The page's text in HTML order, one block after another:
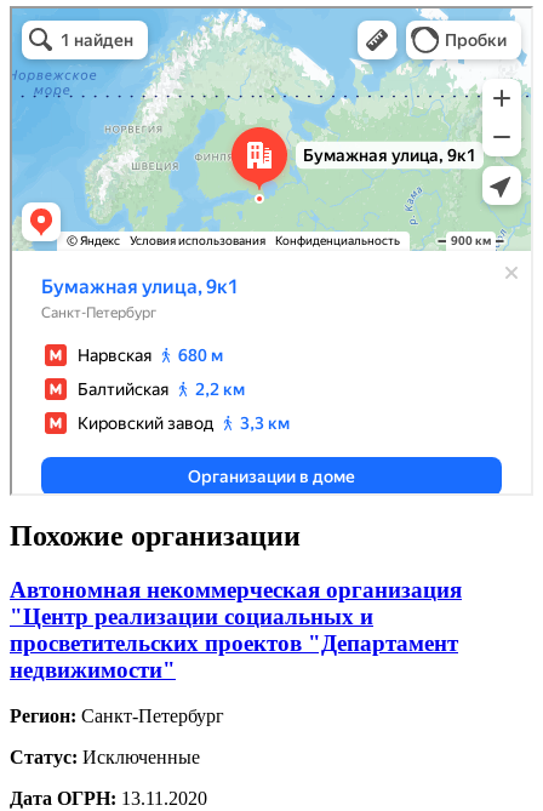
Похожие организации
Автономная некоммерческая организация
"Центр реализации социальных и
просветительских проектов "Департамент
недвижимости"
Регион: Санкт-Петербург
Статус: Исключенные
Дата ОГРН: 13.11.2020